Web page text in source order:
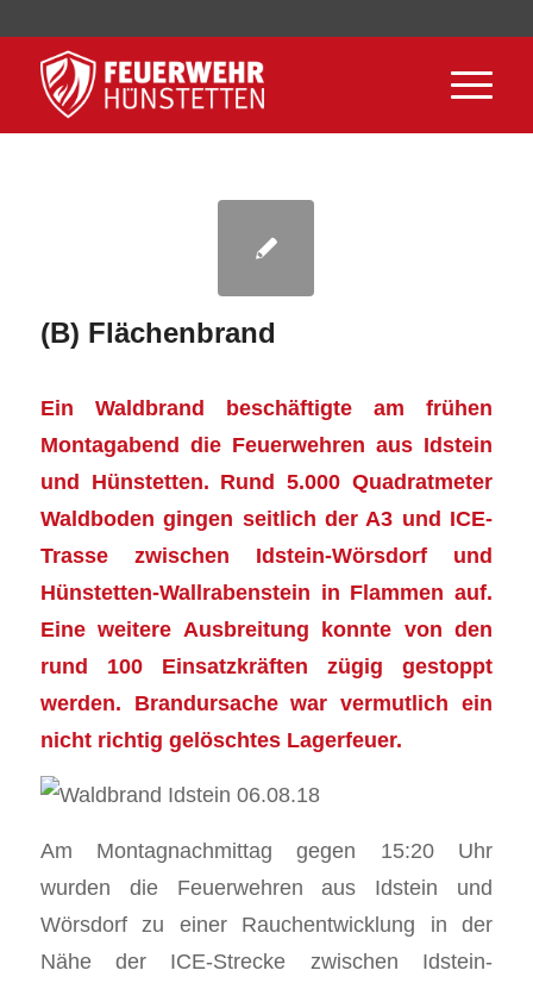
(B) Flächenbrand
Ein Waldbrand beschäftigte am frühen
Montagabend die Feuerwehren aus Idstein
und Hünstetten. Rund 5.000 Quadratmeter
Waldboden gingen seitlich der A3 und ICE-
Trasse zwischen Idstein-Wörsdorf und
Hünstetten-Wallrabenstein in Flammen auf.
Eine weitere Ausbreitung konnte von den
rund 100 Einsatzkräften zügig gestoppt
werden. Brandursache war vermutlich ein
nicht richtig gelöschtes Lagerfeuer.
Am Montagnachmittag gegen 15:20 Uhr
wurden die Feuerwehren aus Idstein und
Wörsdorf zu einer Rauchentwicklung in der
Nähe der ICE-Strecke zwischen Idstein-